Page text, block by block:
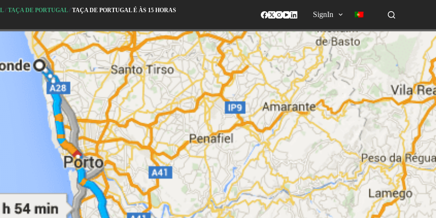
/TAÇA DE PORTUGAL/TAÇA DE PORTUGAL É ÀS 15 HORAS
SignIn